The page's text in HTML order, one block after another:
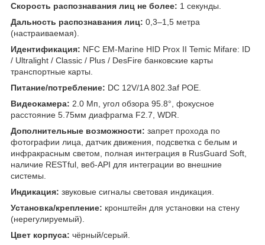
Скорость распознавания лиц не более: 1 секунды.
Дальность распознавания лиц: 0,3–1,5 метра
(настраиваемая).
Идентификация: NFC EM-Marine HID Prox II Temic Mifare: ID
/ Ultralight / Classic / Plus / DesFire банковские карты
транспортные карты.
Питание/потребление: DC 12V/1A 802.3af POE.
Видеокамера: 2.0 Мп, угол обзора 95.8°, фокусное
расстояние 5.75мм диафрагма F2.7, WDR.
Дополнительные возможности: запрет прохода по
фотографии лица, датчик движения, подсветка с белым и
инфракрасным светом, полная интеграция в RusGuard Soft,
наличие RESTful, веб-API для интеграции во внешние
системы.
Индикация: звуковые сигналы световая индикация.
Установка/крепление: кронштейн для установки на стену
(нерегулируемый).
Цвет корпуса: чёрный/серый.